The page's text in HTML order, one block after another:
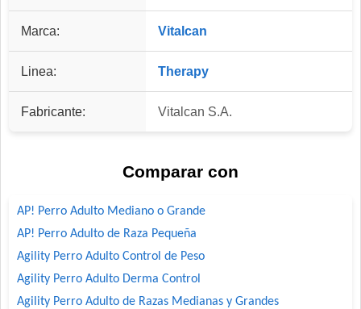
Marca: Vitalcan
Linea: Therapy
Fabricante: Vitalcan S.A.
Comparar con
AP! Perro Adulto Mediano o Grande
AP! Perro Adulto de Raza Pequeña
Agility Perro Adulto Control de Peso
Agility Perro Adulto Derma Control
Agility Perro Adulto de Razas Medianas y Grandes